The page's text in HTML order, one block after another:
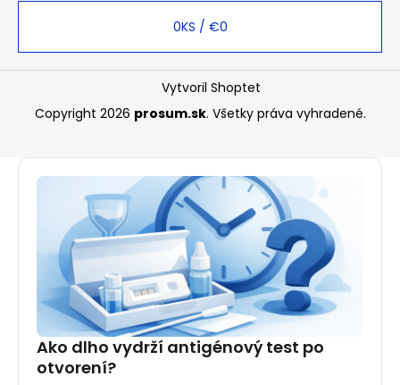
0KS / €0
Vytvoril Shoptet
Copyright 2026 prosum.sk. Všetky práva vyhradené.
Ako dlho vydrží antigénový test po
otvorení?